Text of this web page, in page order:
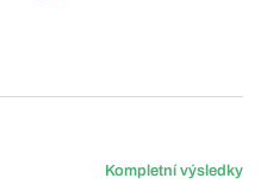
Kompletní výsledky